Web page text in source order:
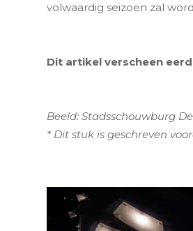
volwaardig seizoen zal
Dit artikel verscheen
Beeld: Stadsschouwburg
* Dit stuk is geschreven